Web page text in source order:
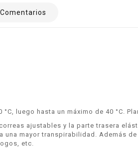
Comentarios
luego hasta un máximo de 40 °C.
ajustables y la parte trasera
una mayor transpirabilidad. Además
etc.